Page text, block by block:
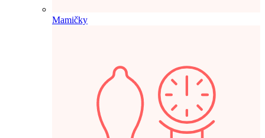
Mamičky